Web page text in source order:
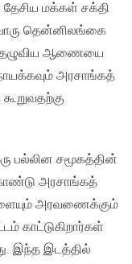
மக்கள் சக்தி
தென்னிலங்கை
தழுவிய ஆணையை
அரசாங்கத்
பல்லின சமூகத்தின்
அரசாங்கத்
அரவணைக்கும்
காட்டுகிறார்கள்
இந்த இடத்தில்